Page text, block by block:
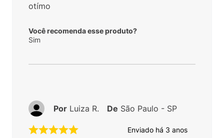
otímo
Você recomenda esse produto?
Sim
Enviado há 3 anos
Por Luiza R. De São Paulo - SP